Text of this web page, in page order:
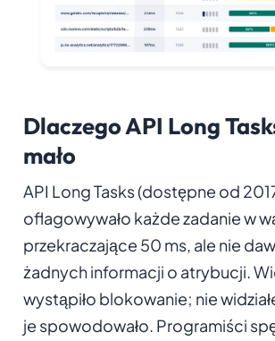
Dlaczego API Long
mało
API Long Tasks (dostępne od
oflagowywało każde zadanie w
przekraczające 50 ms, ale nie
żadnych informacji o atrybucji.
wystąpiło blokowanie; nie
je spowodowało. Programiści